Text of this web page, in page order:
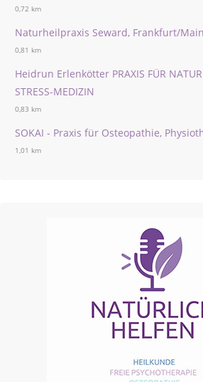
0,72 km
Naturheilpraxis Seward, Frankfurt/Main
0,81 km
Heidrun Erlenkötter PRAXIS FÜR
STRESS-MEDIZIN
0,83 km
SOKAI - Praxis für Osteopathie,
1,01 km